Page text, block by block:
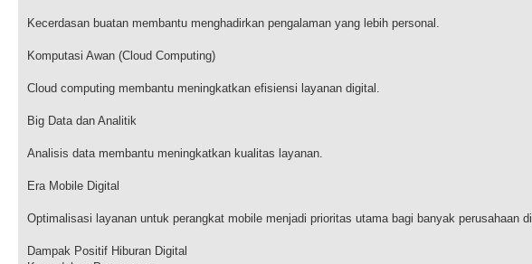
Kecerdasan buatan membantu menghadirkan pengalaman yang lebih personal.
Komputasi Awan (Cloud Computing)
Cloud computing membantu meningkatkan efisiensi layanan digital.
Big Data dan Analitik
Analisis data membantu meningkatkan kualitas layanan.
Era Mobile Digital
Optimalisasi layanan untuk perangkat mobile menjadi prioritas utama bagi banyak perusahaan
Dampak Positif Hiburan Digital